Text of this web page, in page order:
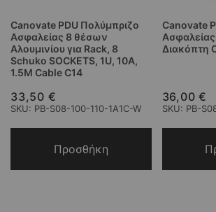
Canovate PDU Πολύμπριζο
Ασφαλείας 8 θέσων
Αλουμινίου για Rack, 8
Schuko SOCKETS, 1U, 10A,
1.5M Cable C14
33,50 €
SKU: PB-S08-100-110-1A1C-W
Προσθήκη
Canovate
Διακόπτη
36,00 €
SKU: PB-